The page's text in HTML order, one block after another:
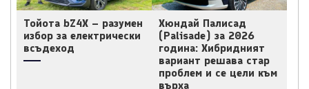
Тойота bZ4X – разумен
избор за електрически
всъдеход
Хюндай Палисад
(Palisade) за 2026
година: Хибридният
вариант решава стар
проблем и се цели към
върха